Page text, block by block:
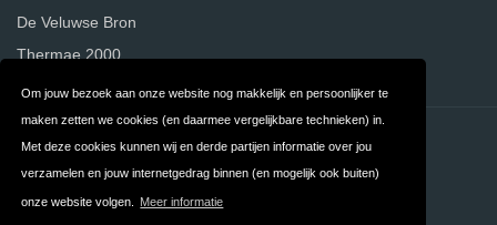
Om jouw bezoek aan onze website nog makkelijk en persoonlijker te
maken zetten we cookies (en daarmee vergelijkbare technieken) in.
Met deze cookies kunnen wij en derde partijen informatie over jou
verzamelen en jouw internetgedrag binnen (en mogelijk ook buiten)
onze website volgen. Meer informatie
De Veluwse Bron
Thermae 2000
Contact Privacy
Algemene FAQ